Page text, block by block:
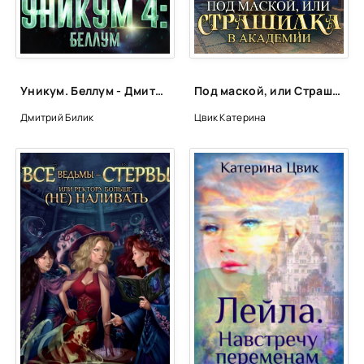
Уникум. Беллум - Дмитрий Билик (4)
Дмитрий Билик
Под маской, или Страшилка в академии магии - Катерина Цвик
Цвик Катерина